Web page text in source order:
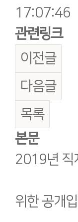
17:07:46
관련링크
이전글
다음글
목록
본문
2019년 직
위한 공개